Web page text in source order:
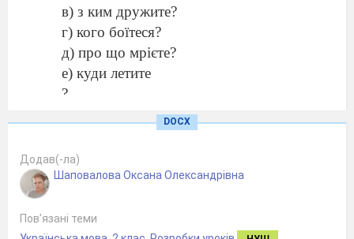
в) з ким дружите?
г) кого боїтеся?
д) про що мрієте?
е) куди летите
?
ІІІ. Вправа « схованка»: заховайте мою
розповідь в цеглинки. Вчитель читає текст, а
діти викладають цеглинки одна на одну
відповідно до тексту.
Вже стало холодним
DOCX
Додав(-ла)
Шаповалова Оксана Олександрівна
Пов’язані теми